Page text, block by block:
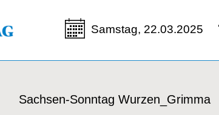
Samstag, 22.03.2025
Sachsen-Sonntag Wurzen_Grimma